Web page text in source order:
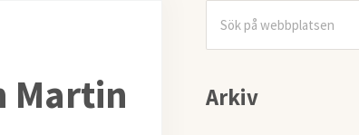
Martin
Sidebar
Arkiv